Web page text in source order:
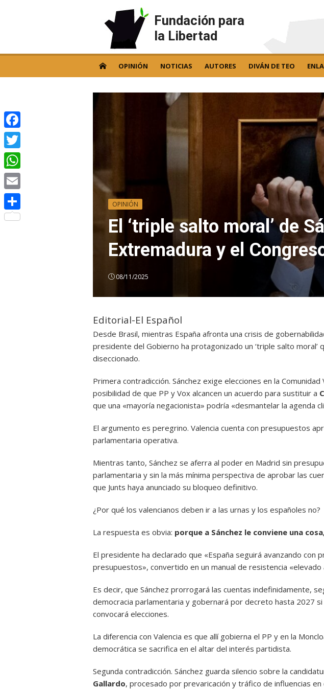
Fundación para
la Libertad
OPINIÓN NOTICIAS AUTORES DIVÁN DE TEO
OPINIÓN
El ‘triple salto moral’ de
Extremadura y el
08/11/2025
Editorial-El Español
Desde Brasil, mientras España afronta una crisis de
presidente del Gobierno ha protagonizado un ‘triple salto moral’
diseccionado.
Primera contradicción. Sánchez exige elecciones en la Comunidad
posibilidad de que PP y Vox alcancen un acuerdo para sustituir a
que una «mayoría negacionista» podría «desmantelar la agenda
El argumento es peregrino. Valencia cuenta con presupuestos
parlamentaria operativa.
Mientras tanto, Sánchez se aferra al poder en Madrid sin
parlamentaria y sin la más mínima perspectiva de aprobar las
que Junts haya anunciado su bloqueo definitivo.
¿Por qué los valencianos deben ir a las urnas y los españoles no?
La respuesta es obvia: porque a Sánchez le conviene una
El presidente ha declarado que «España seguirá avanzando con
presupuestos», convertido en un manual de resistencia «elevado
Es decir, que Sánchez prorrogará las cuentas indefinidamente,
democracia parlamentaria y gobernará por decreto hasta 2027
convocará elecciones.
La diferencia con Valencia es que allí gobierna el PP y en la
democrática se sacrifica en el altar del interés partidista.
Segunda contradicción. Sánchez guarda silencio sobre la
Gallardo, procesado por prevaricación y tráfico de influencias
Facebook
Twitter
WhatsApp
Email
Compartir